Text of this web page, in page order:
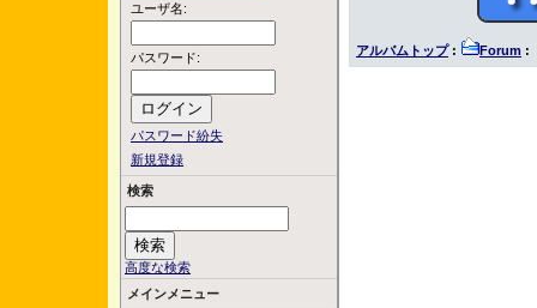
ユーザ名:
パスワード:
パスワード紛失
新規登録
検索
高度な検索
メインメニュー
アルバムトップ: Forum :